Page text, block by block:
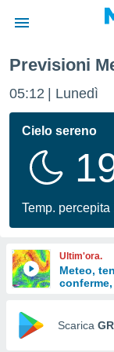
di
per
le
di
Web
Previsioni
05:12 Lunedì
Cielo sereno
Temp. percepita
Ultim'ora.
Meteo,
Scarica